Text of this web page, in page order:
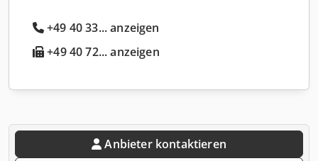
+49 40 33... anzeigen
+49 40 72... anzeigen
Anbieter kontaktieren